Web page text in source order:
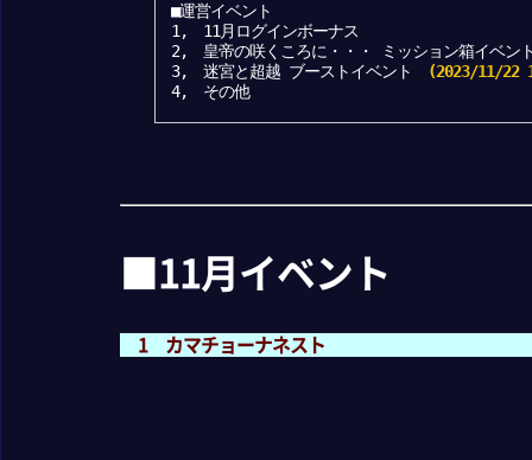
■運営イベント
1, 11月ログインボーナス
2, 皇帝の咲くころに・・・ ミッション箱イベン
3, 迷宮と超越 ブーストイベント
(2023/11/22
4, その他
■11月イベント
1 カマチョーナネスト